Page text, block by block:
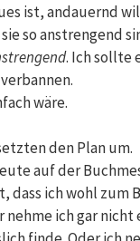
ist, andauernd
so anstrengend
. Ich sollte
wäre.
den Plan um.
auf der
dass ich wohl zum
nehme ich gar nicht